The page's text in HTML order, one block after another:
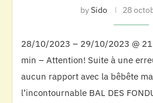
bySido 28
28/10/2023 – 29/10/2023 @
min – Attention! Suite à une
aucun rapport avec la bêbête
l’incontournable BAL DES